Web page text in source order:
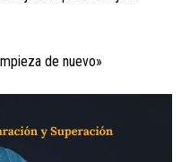
de nuevo»